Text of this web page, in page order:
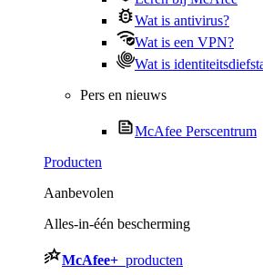
Wat is antivirus?
Wat is een VPN?
Wat is
Pers en nieuws
McAfee Perscentrum
Producten
Aanbevolen
Alles-in-één bescherming
McAfee+ producten